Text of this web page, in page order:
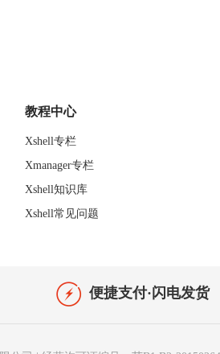
教程中心
Xshell专栏
Xmanager专栏
Xshell知识库
Xshell常见问题
便捷支付·闪电发货